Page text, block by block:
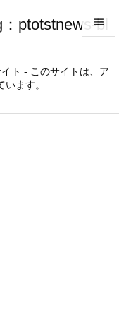
ptotstnews-bl
ト - このサイトは、ア
ます。
